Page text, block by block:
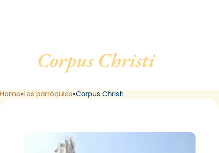
Corpus Christi, de
Home Les parròquies Corpus Christi